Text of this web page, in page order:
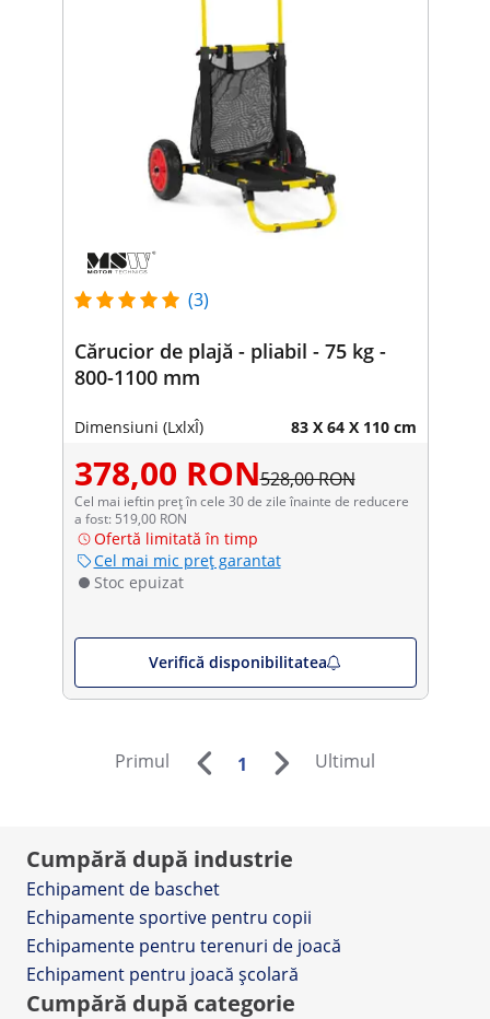
(3)
Cărucior de plajă - pliabil - 75 kg -
800-1100 mm
Dimensiuni (LxlxÎ) 83 X 64 X 110 cm
378,00 RON528,00 RON
Cel mai ieftin preț în cele 30 de zile înainte de reducere
a fost: 519,00 RON
Ofertă limitată în timp
Cel mai mic preț garantat
Stoc epuizat
Verifică disponibilitatea
Primul 1 Ultimul
Cumpără după industrie
Echipament de baschet
Echipamente sportive pentru copii
Echipamente pentru terenuri de joacă
Echipament pentru joacă școlară
Cumpără după categorie